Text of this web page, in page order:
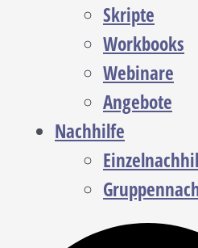
Skripte
Workbooks
Webinare
Angebote
Nachhilfe